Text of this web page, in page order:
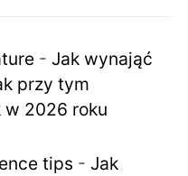
- Jak wynająć
przy tym
w 2026 roku
tips - Jak